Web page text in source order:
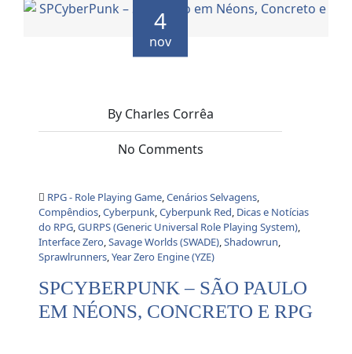
4
nov
By Charles Corrêa
No Comments
RPG - Role Playing Game,Cenários Selvagens,
Compêndios,Cyberpunk,Cyberpunk Red, Dicas e Notícias
do RPG,GURPS (Generic Universal Role Playing System),
Interface Zero,Savage Worlds (SWADE),Shadowrun,
Sprawlrunners,Year Zero Engine (YZE)
SPCYBERPUNK – SÃO PAULO
EM NÉONS, CONCRETO E RPG